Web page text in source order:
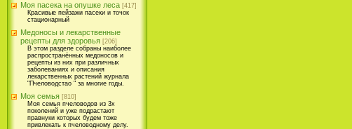
Моя пасека на опушке леса [417]
Красивые пейзажи пасеки и точок
стационарный
Медоносы и лекарственные
рецепты для здоровья [206]
В этом разделе собраны наиболее
распространённых медоносов и
рецепты из них при различных
заболеваниях и описания
лекарственных растений журнала
"Пчеловодстао " за многие годы.
Моя семья [810]
Моя семья пчеловодов из 3х
поколений и уже подрастают
правнуки которых будем тоже
привлекать к пчеловодному делу.